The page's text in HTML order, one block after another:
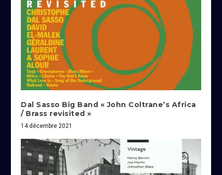
Dal Sasso Big Band « John Coltrane’s Africa
/ Brass revisited »
14 décembre 2021